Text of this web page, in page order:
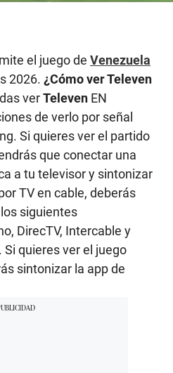
el juego de Venezuela
2026. ¿Cómo ver Televen
verTeleven EN
de verlo por señal
Si quieres ver el partido
que conectar una
a tu televisor y sintonizar
TV en cable, deberás
siguientes
DirecTV, Intercable y
quieres ver el juego
sintonizar la app de